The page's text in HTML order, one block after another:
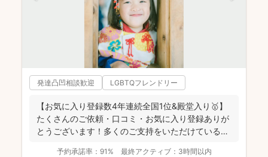
発達凸凹相談歓迎 LGBTQフレンドリー
【お気に入り登録数4年連続全国1位&殿堂入り🥇】
たくさんのご依頼・口コミ・お気に入り登録ありが
とうございます！多くのご支持をいただけているこ
予約承諾率： 91% 最終アクティブ： 3時間以内